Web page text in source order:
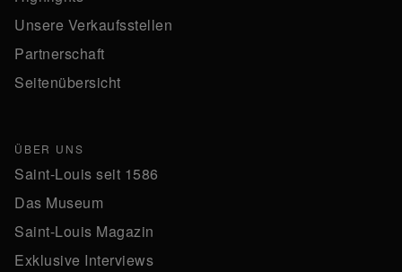
Unsere Verkaufsstellen
Partnerschaft
Seitenübersicht
ÜBER UNS
Saint-Louis seit 1586
Das Museum
Saint-Louis Magazin
Exklusive Interviews